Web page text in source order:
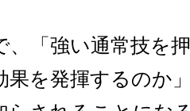
、「強い通常技を
果を発揮するのか